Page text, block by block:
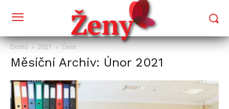
Domů 2021 Únor
Měsíční Archiv: Únor 2021